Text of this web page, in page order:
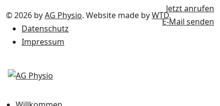
Jetzt anrufen
E-Mail senden
© 2026 byAG Physio. Website made byWTD.
Datenschutz
Impressum